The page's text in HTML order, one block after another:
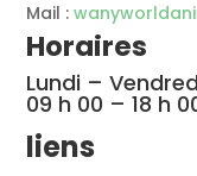
Mail :
Horaires
Lundi –
09 h 00 – 18 h
liens